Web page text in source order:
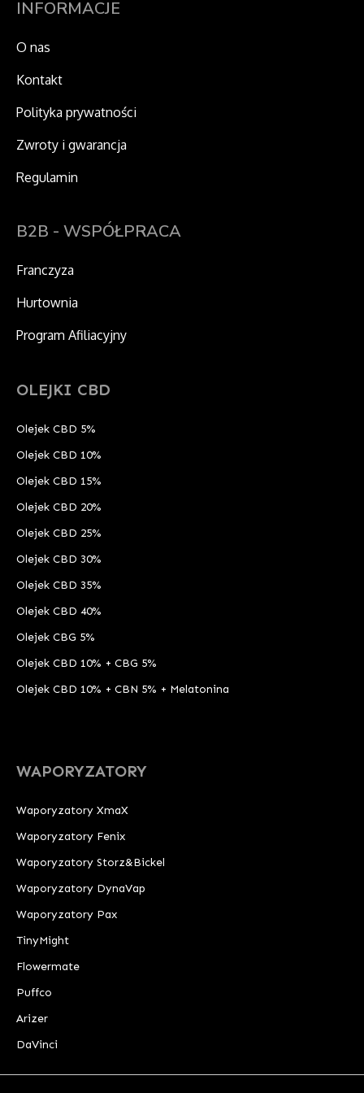
INFORMACJE
O nas
Kontakt
Polityka prywatności
Zwroty i gwarancja
Regulamin
B2B - WSPÓŁPRACA
Franczyza
Hurtownia
Program Afiliacyjny
OLEJKI CBD
Olejek CBD 5%
Olejek CBD 10%
Olejek CBD 15%
Olejek CBD 20%
Olejek CBD 25%
Olejek CBD 30%
Olejek CBD 35%
Olejek CBD 40%
Olejek CBG 5%
Olejek CBD 10% + CBG 5%
Olejek CBD 10% + CBN 5% + Melatonina
WAPORYZATORY
Waporyzatory XmaX
Waporyzatory Fenix
Waporyzatory Storz&Bickel
Waporyzatory DynaVap
Waporyzatory Pax
TinyMight
Flowermate
Puffco
Arizer
DaVinci